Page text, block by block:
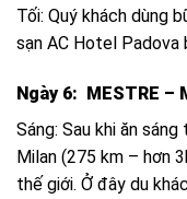
Tối: Quý khách dùng
sạn AC Hotel
Ngày 6: MESTRE
Sáng: Sau khi ăn
Milan (275 km – hơn
thế giới. Ở đây du